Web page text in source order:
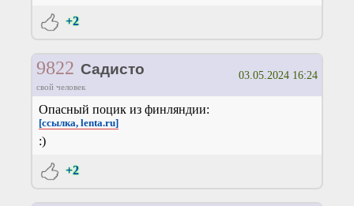
+2
9822 Садисто
свой человек
03.05.2024 16:24
Опасный поцик из финляндии:
[ссылка, lenta.ru]
:)
+2